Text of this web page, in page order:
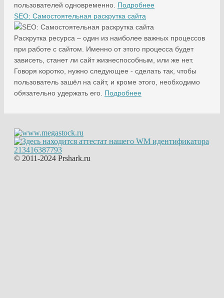
пользователей одновременно. Подробнее
SEO: Самостоятельная раскрутка сайта
Раскрутка ресурса – один из наиболее важных процессов
при работе с сайтом. Именно от этого процесса будет
зависеть, станет ли сайт жизнеспособным, или же нет.
Говоря коротко, нужно следующее - сделать так, чтобы
пользователь зашёл на сайт, и кроме этого, необходимо
обязательно удержать его. Подробнее
© 2011-2024 Prshark.ru